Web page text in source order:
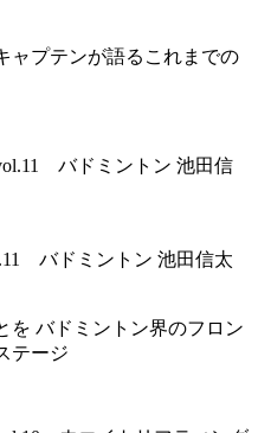
ャプテンが語るこれまでの
バドミントン 池田信太
を バドミントン界のフロン
テージ